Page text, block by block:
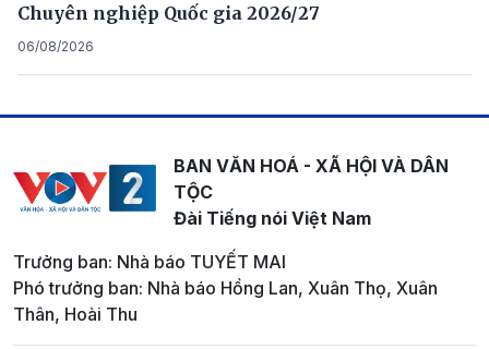
Chuyên nghiệp Quốc gia 2026/27
06/08/2026
BAN VĂN HOÁ - XÃ HỘI VÀ DÂN
TỘC
Đài Tiếng nói Việt Nam
Trưởng ban: Nhà báo TUYẾT MAI
Phó trưởng ban: Nhà báo Hồng Lan, Xuân Thọ, Xuân
Thân, Hoài Thu